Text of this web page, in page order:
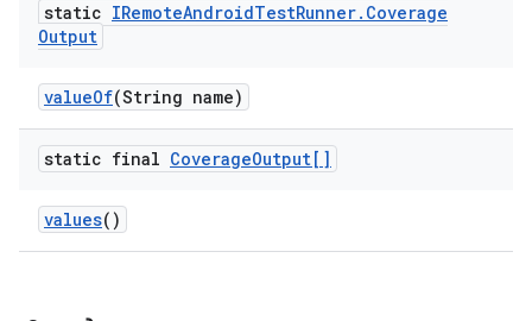
static IRemoteAndroidTestRunner. Coverage
Output
valueOf(String name)
static final CoverageOutput[]
values()